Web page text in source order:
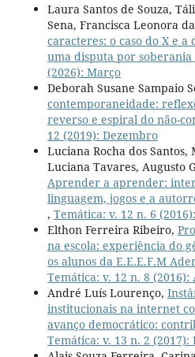
Laura Santos de Souza,
Sena, Francisca Leonora da
caracteres: o caso do X e
uma disputa por soberania
(2026): Março
Deborah Susane Sampaio
contemporaneidade:
reverso e espiral do não-
12 (2019): Dezembro
Luciana Rocha dos
Luciana Tavares, Augusto
Aprender a aprender:
linguagem, jogos e a
, Temática: v. 12 n. 6
Elthon Ferreira Ribeiro,
na escola: experiência do
os alunos da E.E.E.F.M
Temática: v. 12 n. 8 (2016):
André Luís Lourenço,
institucionais na internet
avanço democrático:
Temática: v. 13 n. 2 (2017):